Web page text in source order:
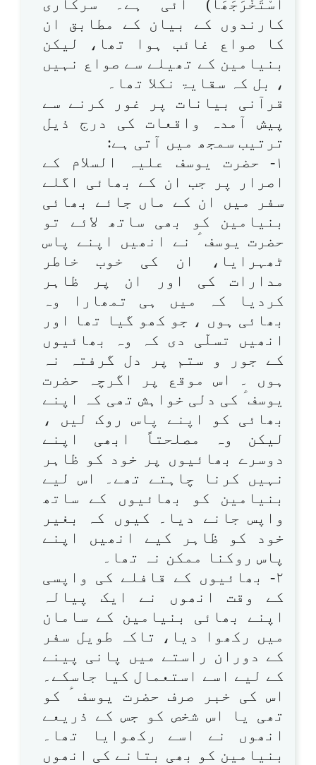
اسْتَخْرَجَھَا) آئی ہے۔ سرکاری
کارندوں کے بیان کے مطابق ان
کا صواع غائب ہوا تھا، لیکن
بنیامین کے تھیلے سے صواع نہیں
، بل کہ سقایۃ نکلا تھا۔
قرآنی بیانات پر غور کرنے سے
پیش آمدہ واقعات کی درج ذیل
ترتیب سمجھ میں آتی ہے:
۱- حضرت یوسف علیہ السلام کے
اصرار پر جب ان کے بھائی اگلے
سفر میں ان کے ماں جائے بھائی
بنیامین کو بھی ساتھ لائے تو
حضرت یوسف ؑ نے انھیں اپنے پاس
ٹھہرایا، ان کی خوب خاطر
مدارات کی اور ان پر ظاہر
کردیا کہ میں ہی تمھارا وہ
بھائی ہوں ، جو کھو گیا تھا اور
انھیں تسلّی دی کہ وہ بھائیوں
کے جور و ستم پر دل گرفتہ نہ
ہوں ۔ اس موقع پر اگرچہ حضرت
یوسف ؑ کی دلی خواہش تھی کہ اپنے
بھائی کو اپنے پاس روک لیں ،
لیکن وہ مصلحتاً ابھی اپنے
دوسرے بھائیوں پر خود کو ظاہر
نہیں کرنا چاہتے تھے۔ اس لیے
بنیامین کو بھائیوں کے ساتھ
واپس جانے دیا۔ کیوں کہ بغیر
خود کو ظاہر کیے انھیں اپنے
پاس روکنا ممکن نہ تھا۔
۲- بھائیوں کے قافلے کی واپسی
کے وقت انھوں نے ایک پیالہ
اپنے بھائی بنیامین کے سامان
میں رکھوا دیا، تاکہ طویل سفر
کے دوران راستے میں پانی پینے
کے لیے اسے استعمال کیا جاسکے۔
اس کی خبر صرف حضرت یوسف ؑ کو
تھی یا اس شخص کو جس کے ذریعے
انھوں نے اسے رکھوایا تھا۔
بنیامین کو بھی بتانے کی انھوں